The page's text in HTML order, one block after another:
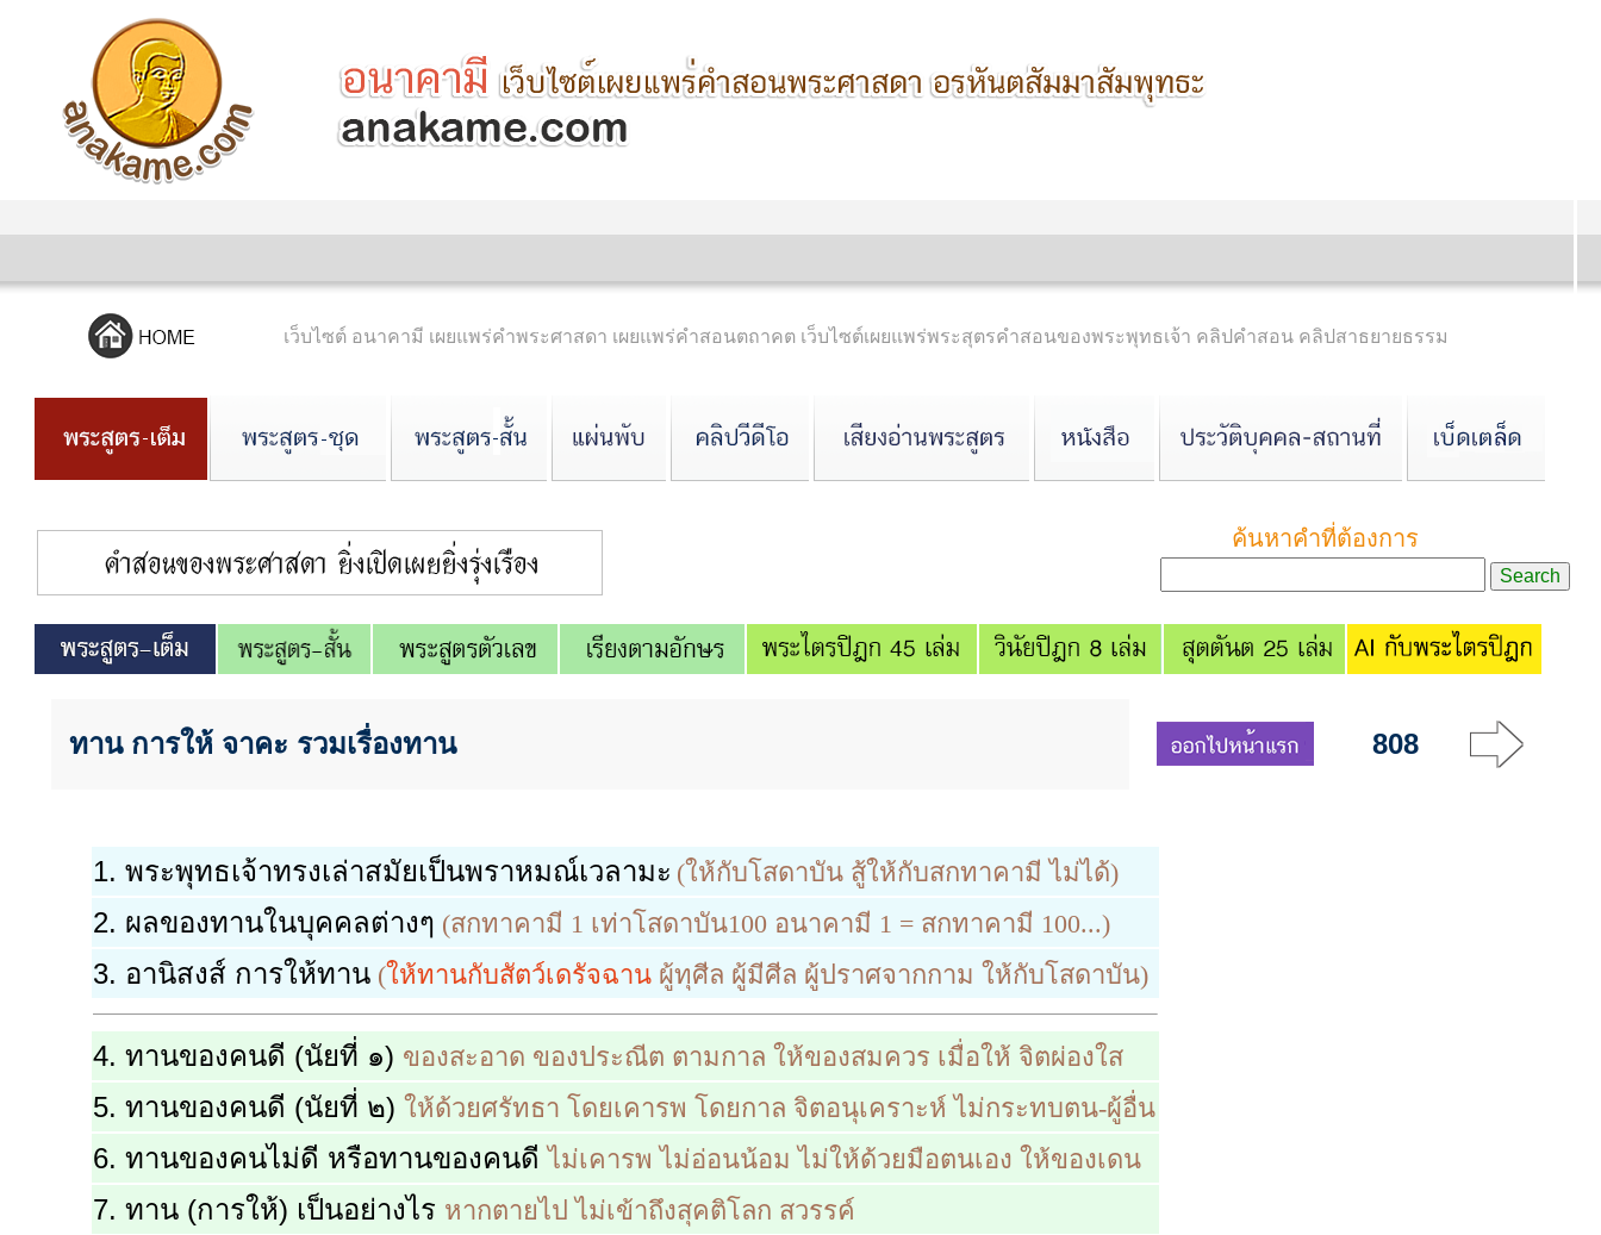
เว็บไซต์ อนาคามี เผยแพร่คำพระศาสดา เผยแพร่คำสอนตถาคต เว็บไซต์เผยแพร่พระสุตรคำสอนของพระพุทธเจ้า คลิปคำสอน คลิปสาธยายธรรม
ค้นหาคำที่ต้องการ
ทาน การให้ จาคะ รวมเรื่องทาน 808
1. พระพุทธเจ้าทรงเล่าสมัยเป็นพราหมณ์เวลามะ (ให้กับโสดาบัน สู้ให้กับสกทาคามี ไม่ได้)
2. ผลของทานในบุคคลต่างๆ (สกทาคามี 1 เท่าโสดาบัน100 อนาคามี 1 = สกทาคามี 100...)
3. อานิสงส์ การให้ทาน(ให้ทานกับสัตว์เดรัจฉานผู้ทุศีล ผู้มีศีล ผู้ปราศจากกาม ให้กับโสดาบัน)
4. ทานของคนดี (นัยที่ ๑) ของสะอาด ของประณีต ตามกาล ให้ของสมควร เมื่อให้ จิตผ่องใส
5. ทานของคนดี (นัยที่ ๒) ให้ด้วยศรัทธา โดยเคารพ โดยกาล จิตอนุเคราะห์ ไม่กระทบตน-ผู้อื่น
6. ทานของคนไม่ดี หรือทานของคนดี ไม่เคารพ ไม่อ่อนน้อม ไม่ให้ด้วยมือตนเอง ให้ของเดน
7. ทาน (การให้) เป็นอย่างไร หากตายไป ไม่เข้าถึงสุคติโลก สวรรค์